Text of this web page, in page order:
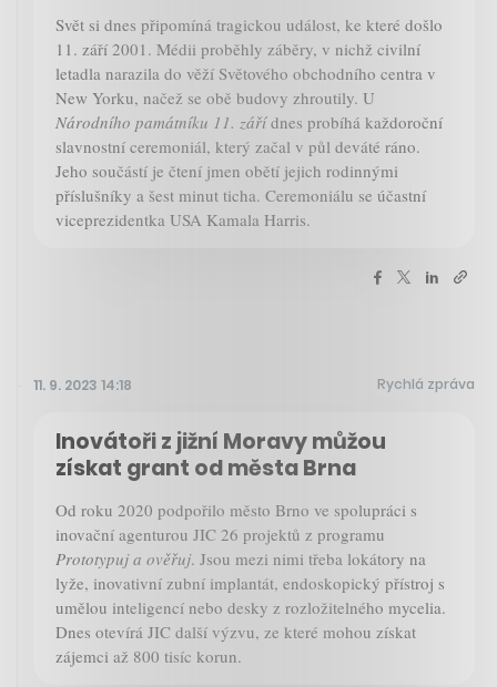
Svět si dnes připomíná tragickou událost, ke které došlo
11. září 2001. Médii proběhly záběry, v nichž civilní
letadla narazila do věží Světového obchodního centra v
New Yorku, načež se obě budovy zhroutily. U
Národního památníku 11. zářídnes probíhá každoroční
slavnostní ceremoniál, který začal v půl deváté ráno.
Jeho součástí je čtení jmen obětí jejich rodinnými
příslušníky a šest minut ticha. Ceremoniálu se účastní
viceprezidentka USA Kamala Harris.
11. 9. 2023 14:18 Rychlá zpráva
Inovátoři z jižní Moravy můžou
získat grant od města Brna
Od roku 2020 podpořilo město Brno ve spolupráci s
inovační agenturou JIC 26 projektů z programu
Prototypuj a ověřuj. Jsou mezi nimi třeba lokátory na
lyže, inovativní zubní implantát, endoskopický přístroj s
umělou inteligencí nebo desky z rozložitelného mycelia.
Dnes otevírá JIC další výzvu, ze které mohou získat
zájemci až 800 tisíc korun.